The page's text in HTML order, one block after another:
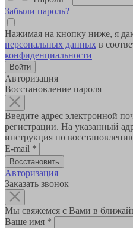
Забыли пароль?
Нажимая на кнопку ниже, я
персональных данных в
конфиденциальности
Авторизация
Восстановление пароля
Введите адрес электронной
регистрации. На указанный
инструкция по
E-mail *
Авторизация
Заказать звонок
Мы свяжемся с Вами в
Ваше имя *